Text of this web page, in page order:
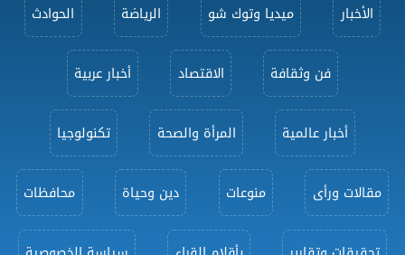
الأخبار ميديا وتوك شو الرياضة الحوادث
فن وثقافة الاقتصاد أخبار عربية
أخبار عالمية المرأة والصحة تكنولوجيا
مقالات ورأى منوعات دين وحياة محافظات